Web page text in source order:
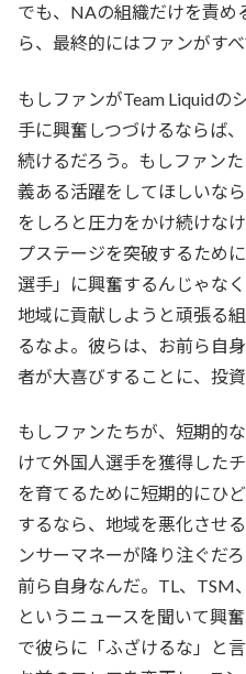
でも、NAの組織だけを責め
ら、最終的にはファンがす
もしファンがTeam Liquidの
手に興奮しつづけるならば
続けるだろう。もしファン
義ある活躍をしてほしいな
をしろと圧力をかけ続けな
プステージを突破するため
選手」に興奮するんじゃな
地域に貢献しようと頑張る
るなよ。彼らは、お前ら自
者が大喜びすることに、投
もしファンたちが、短期的
けて外国人選手を獲得した
を育てるために短期的にひ
するなら、地域を悪化させ
ンサーマネーが降り注ぐだ
前ら自身なんだ。TL、TSM
というニュースを聞いて興
で彼らに「ふざけるな」と